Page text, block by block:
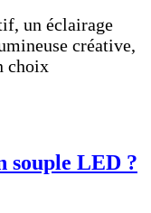
un éclairage
créative,
choix
souple LED ?